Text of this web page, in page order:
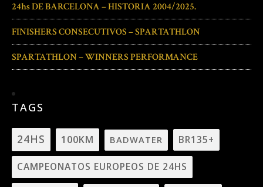
24hs DE BARCELONA – HISTORIA 2004/2025.
FINISHERS CONSECUTIVOS – SPARTATHLON
SPARTATHLON – WINNERS PERFORMANCE
TAGS
24HS 100KM BADWATER BR135+
CAMPEONATOS EUROPEOS DE 24HS